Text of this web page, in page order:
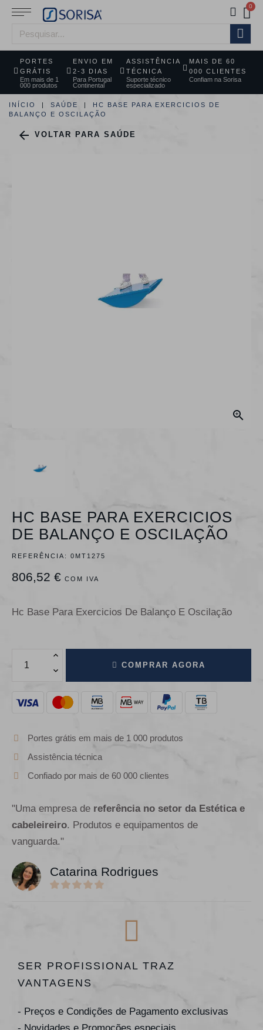
PORTES
GRÁTIS
Em mais de 1
000 produtos
ENVIO EM
2-3 DIAS
Para Portugal
Continental
ASSISTÊNCIA
TÉCNICA
Suporte técnico
especializado
MAIS DE 60
000 CLIENTES
Confiam na Sorisa
INÍCIO SAÚDE
HC BASE PARA EXERCICIOS DE
BALANÇO E OSCILAÇÃO
 VOLTAR PARA SAÚDE

HC BASE PARA EXERCICIOS
DE BALANÇO E OSCILAÇÃO
REFERÊNCIA: 0MT1275
806,52 € COM IVA
Hc Base Para Exercicios De Balanço E Oscilação
COMPRAR AGORA
Portes grátis em mais de 1 000 produtos
Assistência técnica
Confiado por mais de 60 000 clientes
"Uma empresa de referência no setor da Estética e
cabeleireiro. Produtos e equipamentos de
vanguarda."
Catarina Rodrigues
SER PROFISSIONAL TRAZ
VANTAGENS
- Preços e Condições de Pagamento exclusivas